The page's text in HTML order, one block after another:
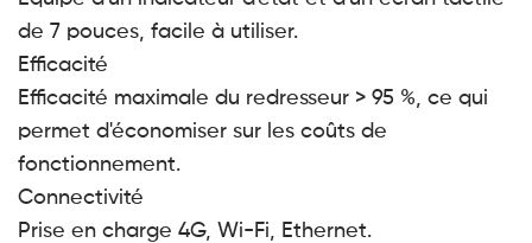
de 7 pouces, facile à utiliser.
Efficacité
Efficacité maximale du redresseur > 95 %, ce qui
permet d'économiser sur les coûts de
fonctionnement.
Connectivité
Prise en charge 4G, Wi-Fi, Ethernet.